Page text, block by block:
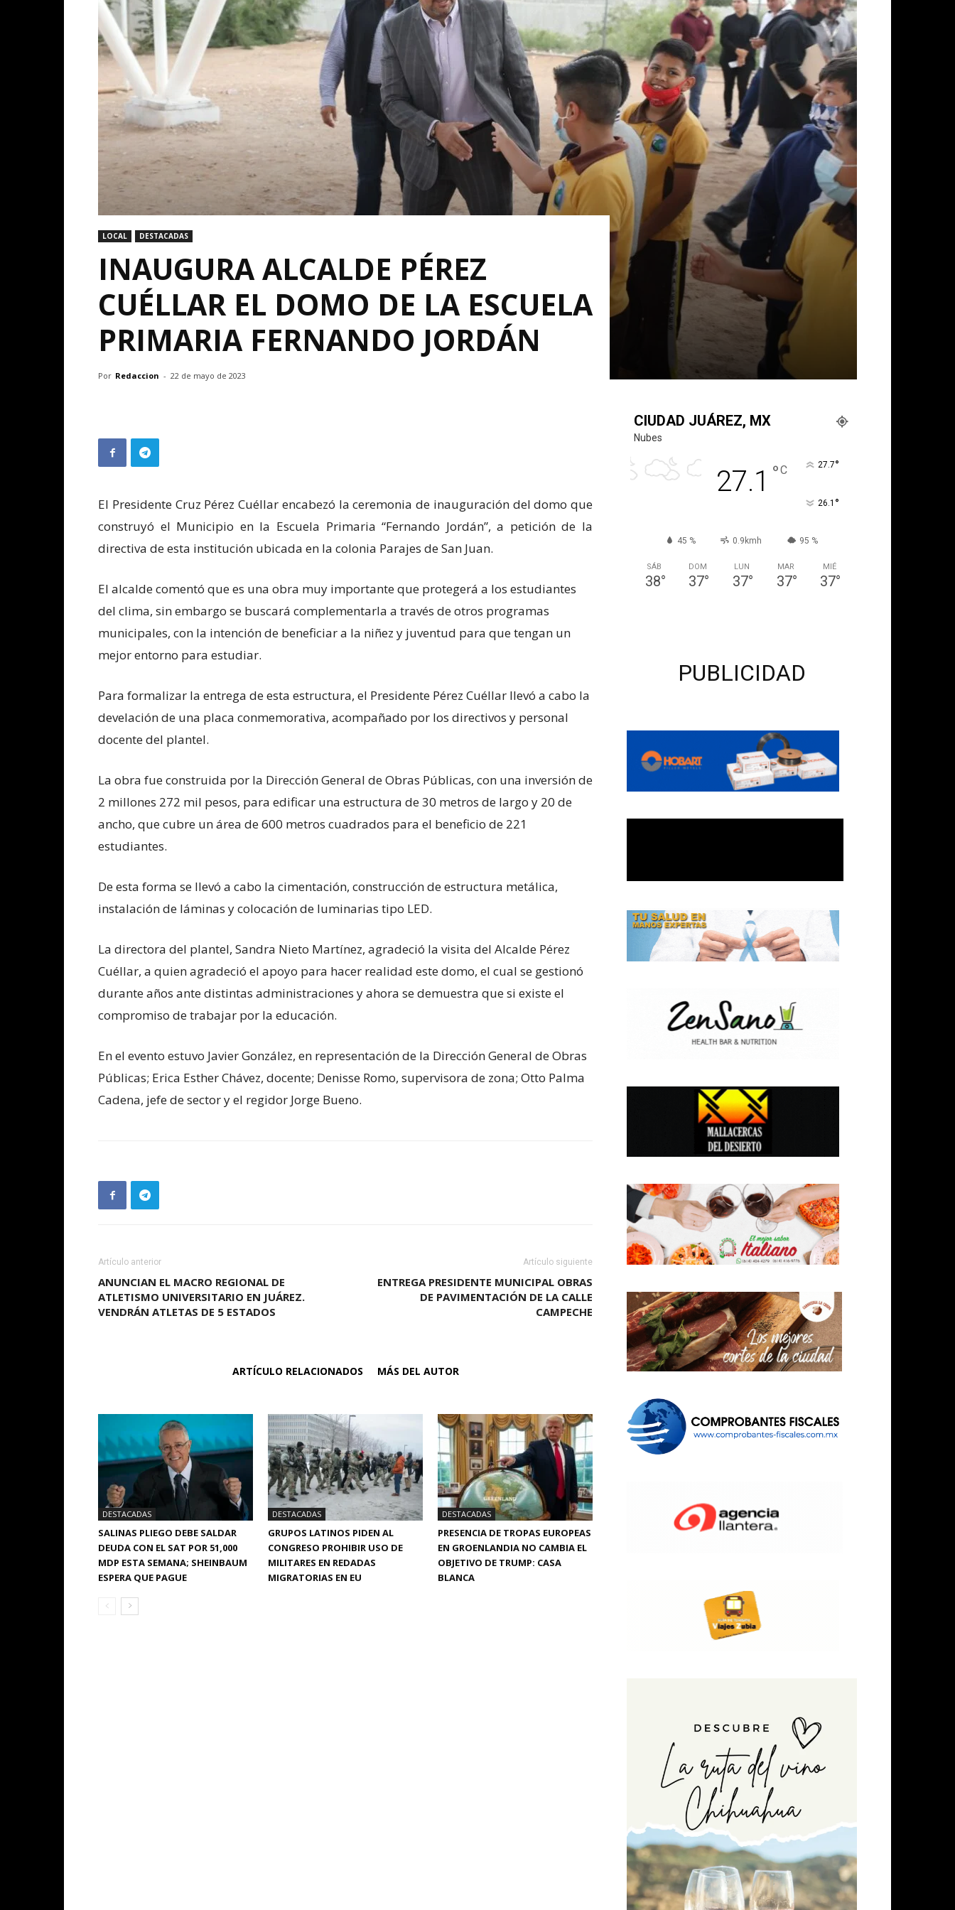
LOCAL DESTACADAS
INAUGURA ALCALDE PÉREZ
CUÉLLAR EL DOMO DE LA ESCUELA
PRIMARIA FERNANDO JORDÁN
Por Redaccion - 22 de mayo de 2023
El Presidente Cruz Pérez Cuéllar encabezó la ceremonia de inauguración del domo que
construyó el Municipio en la Escuela Primaria “Fernando Jordán”, a petición de la
directiva de esta institución ubicada en la colonia Parajes de San Juan.
El alcalde comentó que es una obra muy importante que protegerá a los estudiantes
del clima, sin embargo se buscará complementarla a través de otros programas
municipales, con la intención de beneficiar a la niñez y juventud para que tengan un
mejor entorno para estudiar.
Para formalizar la entrega de esta estructura, el Presidente Pérez Cuéllar llevó a cabo la
develación de una placa conmemorativa, acompañado por los directivos y personal
docente del plantel.
La obra fue construida por la Dirección General de Obras Públicas, con una inversión de
2 millones 272 mil pesos, para edificar una estructura de 30 metros de largo y 20 de
ancho, que cubre un área de 600 metros cuadrados para el beneficio de 221
estudiantes.
De esta forma se llevó a cabo la cimentación, construcción de estructura metálica,
instalación de láminas y colocación de luminarias tipo LED.
La directora del plantel, Sandra Nieto Martínez, agradeció la visita del Alcalde Pérez
Cuéllar, a quien agradeció el apoyo para hacer realidad este domo, el cual se gestionó
durante años ante distintas administraciones y ahora se demuestra que si existe el
compromiso de trabajar por la educación.
En el evento estuvo Javier González, en representación de la Dirección General de Obras
Públicas; Erica Esther Chávez, docente; Denisse Romo, supervisora de zona; Otto Palma
Cadena, jefe de sector y el regidor Jorge Bueno.
Artículo anterior
ANUNCIAN EL MACRO REGIONAL DE
ATLETISMO UNIVERSITARIO EN JUÁREZ.
VENDRÁN ATLETAS DE 5 ESTADOS
Artículo siguiente
ENTREGA PRESIDENTE MUNICIPAL OBRAS
DE PAVIMENTACIÓN DE LA CALLE
CAMPECHE
ARTÍCULO RELACIONADOS MÁS DEL AUTOR
DESTACADAS
SALINAS PLIEGO DEBE SALDAR
DEUDA CON EL SAT POR 51,000
MDP ESTA SEMANA; SHEINBAUM
ESPERA QUE PAGUE
DESTACADAS
GRUPOS LATINOS PIDEN AL
CONGRESO PROHIBIR USO DE
MILITARES EN REDADAS
MIGRATORIAS EN EU
DESTACADAS
PRESENCIA DE TROPAS EUROPEAS
EN GROENLANDIA NO CAMBIA EL
OBJETIVO DE TRUMP: CASA
BLANCA
CIUDAD JUÁREZ, MX
Nubes
27.1 °C 27.7°
26.1 °
45 % 0.9kmh 95 %
SÁB
38°
DOM
37°
LUN
37°
MAR
37°
MIÉ
37°
PUBLICIDAD